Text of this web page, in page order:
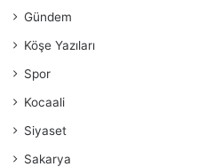
Gündem
Köşe Yazıları
Spor
Kocaali
Siyaset
Sakarya